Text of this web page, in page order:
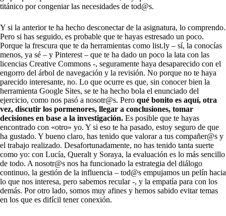
titánico por congeniar las necesidades de tod@s.
Y si la anterior te ha hecho desconectar de la asignatura, lo comprendo.
Pero si has seguido, es probable que te hayas estresado un poco.
Porque la frescura que te da herramientas como list.ly – sí, la conocías
menos, ya sé – y Pinterest – que te ha dado un poco la lata con las
licencias Creative Commons -, seguramente haya desaparecido con el
engorro del árbol de navegación y la revisión. No porque no te haya
parecido interesante, no. Lo que ocurre es que, sin conocer bien la
herramienta Google Sites, se te ha hecho bola el enunciado del
ejercicio, como nos pasó a nosotr@s. Pero qué bonito es aquí, otra
vez, discutir los pormenores, llegar a conclusiones, tomar
decisiones en base a la investigación. Es posible que te hayas
encontrado con «otro» yo. Y si eso te ha pasado, estoy seguro de que
ha gustado. Y bueno claro, has tenido que valorar a tus compañer@s y
el trabajo realizado. Desafortunadamente, no has tenido tanta suerte
como yo: con Lucía, Queralt y Soraya, la evaluación es lo más sencillo
de todo. A nosotr@s nos ha funcionado la estrategia del diálogo
continuo, la gestión de la influencia – tod@s empujamos un pelín hacia
lo que nos interesa, pero sabemos recular -, y la empatía para con los
demás. Por otro lado, somos muy afines y hemos sabido evitar temas
en los que es difícil tener conexión.